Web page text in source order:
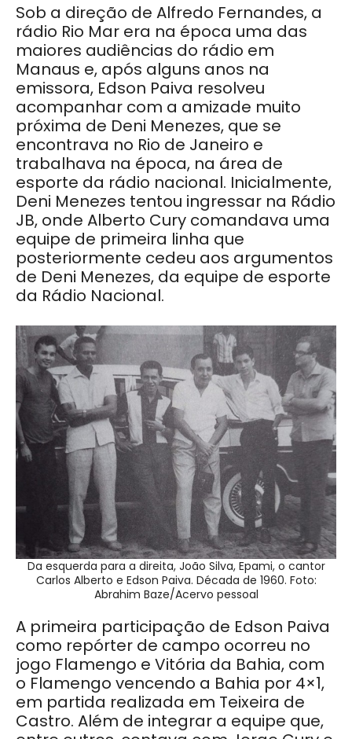
Sob a direção de Alfredo Fernandes, a
rádio Rio Mar era na época uma das
maiores audiências do rádio em
Manaus e, após alguns anos na
emissora, Edson Paiva resolveu
acompanhar com a amizade muito
próxima de Deni Menezes, que se
encontrava no Rio de Janeiro e
trabalhava na época, na área de
esporte da rádio nacional. Inicialmente,
Deni Menezes tentou ingressar na Rádio
JB, onde Alberto Cury comandava uma
equipe de primeira linha que
posteriormente cedeu aos argumentos
de Deni Menezes, da equipe de esporte
da Rádio Nacional.
Da esquerda para a direita, João Silva, Epami, o cantor
Carlos Alberto e Edson Paiva. Década de 1960. Foto:
Abrahim Baze/Acervo pessoal
A primeira participação de Edson Paiva
como repórter de campo ocorreu no
jogo Flamengo e Vitória da Bahia, com
o Flamengo vencendo a Bahia por 4×1,
em partida realizada em Teixeira de
Castro. Além de integrar a equipe que,